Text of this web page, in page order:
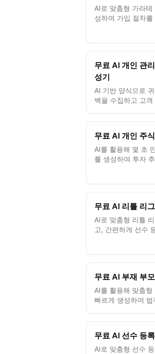
AI로 맞춤형 가라
성하여 가입 절차
무료 AI 개인 관
성기
AI 기반 양식으로
백을 수집하고 고
무료 AI 개인 주
AI를 활용해 몇 초
를 생성하여 투자
무료 AI 리틀 리
AI로 맞춤형 리틀
고, 간편하게 선수
무료 AI 부재 부
AI를 활용해 맞춤
빠르게 생성하여
무료 AI 선수 등
AI로 맞춤형 선수